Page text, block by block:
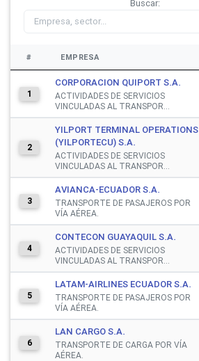
Buscar:
# EMPRESA
1
CORPORACION QUIPORT S.A.
ACTIVIDADES DE SERVICIOS
VINCULADAS AL TRANSPOR...
2
YILPORT TERMINAL OPERATIONS
(YILPORTECU) S.A.
ACTIVIDADES DE SERVICIOS
VINCULADAS AL TRANSPOR...
3
AVIANCA-ECUADOR S.A.
TRANSPORTE DE PASAJEROS POR
VÍA AÉREA.
4
CONTECON GUAYAQUIL S.A.
ACTIVIDADES DE SERVICIOS
VINCULADAS AL TRANSPOR...
5
LATAM-AIRLINES ECUADOR S.A.
TRANSPORTE DE PASAJEROS POR
VÍA AÉREA.
6
LAN CARGO S.A.
TRANSPORTE DE CARGA POR VÍA
AÉREA.